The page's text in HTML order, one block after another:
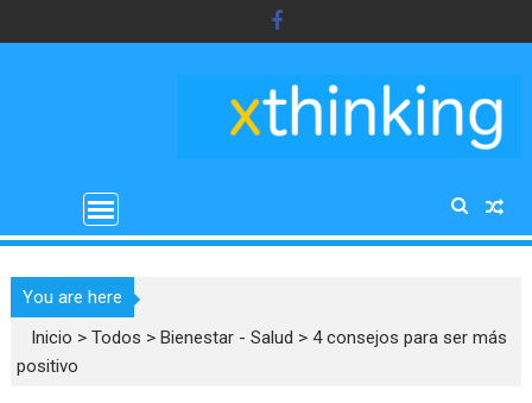
al
You are here
Inicio >Todos >Bienestar - Salud >4 consejos para ser más
positivo